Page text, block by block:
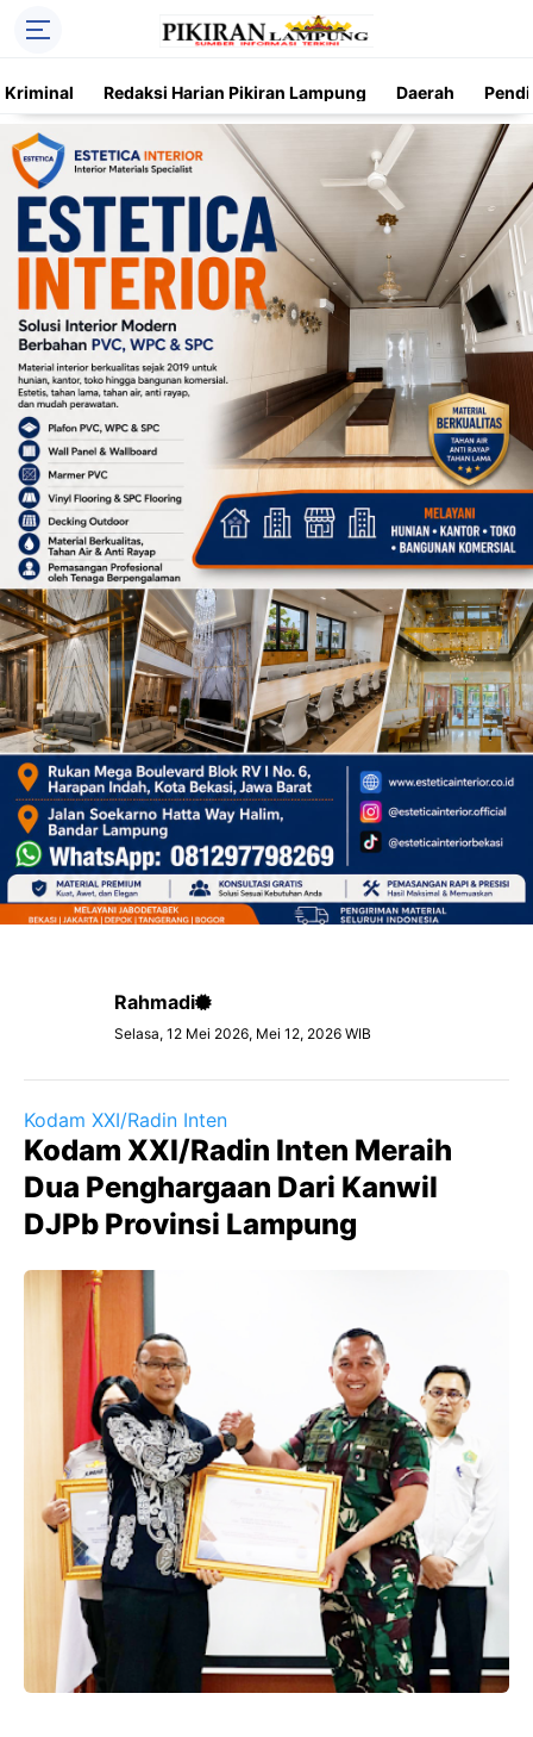
Kriminal Redaksi Harian Pikiran Lampung Daerah
Trending Kriminal Nasional
Rahmadi
Selasa, 12 Mei 2026, Mei 12, 2026 WIB
Kodam XXI/Radin Inten
Kodam XXI/Radin Inten Meraih
Dua Penghargaan Dari Kanwil
DJPb Provinsi Lampung